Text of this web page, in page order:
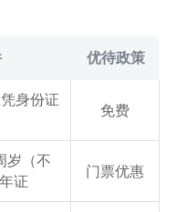
优待政策
身份证
免费
岁（不
证
门票优惠